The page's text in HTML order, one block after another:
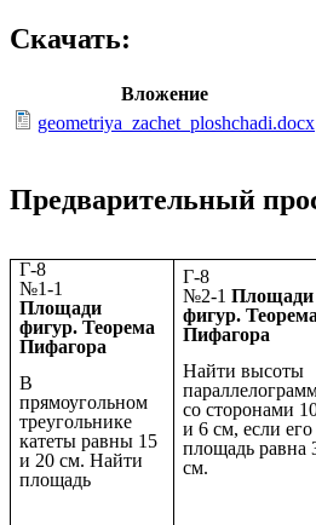
Скачать:
Вложение
geometriya_zachet_ploshchadi.docx
Предварительный
Г-8
№1-1
Площади
фигур. Теорема
Пифагора
В
прямоугольном
треугольнике
катеты равны 15
и 20 см. Найти
площадь
Г-8
№2-1Площади
фигур.
Пифагора
Найти высоты
со сторонами
и 6 см, если его
площадь равна
см.